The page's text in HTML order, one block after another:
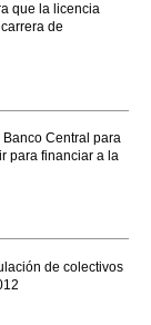
que la licencia
de
Central para
para financiar a la
de colectivos